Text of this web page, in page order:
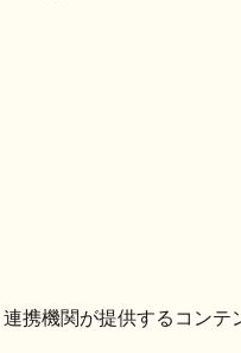
連携機関が提供するコンテ